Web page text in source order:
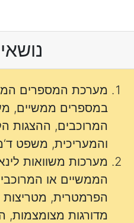
מערכת המספרים
במספרים ממשיים,
המרוכבים, ההצגות
והמעריכית, משפט
מערכות משוואות
הממשיים או
הפרמטרית, מטריצות
מדורגות מצומצמות,